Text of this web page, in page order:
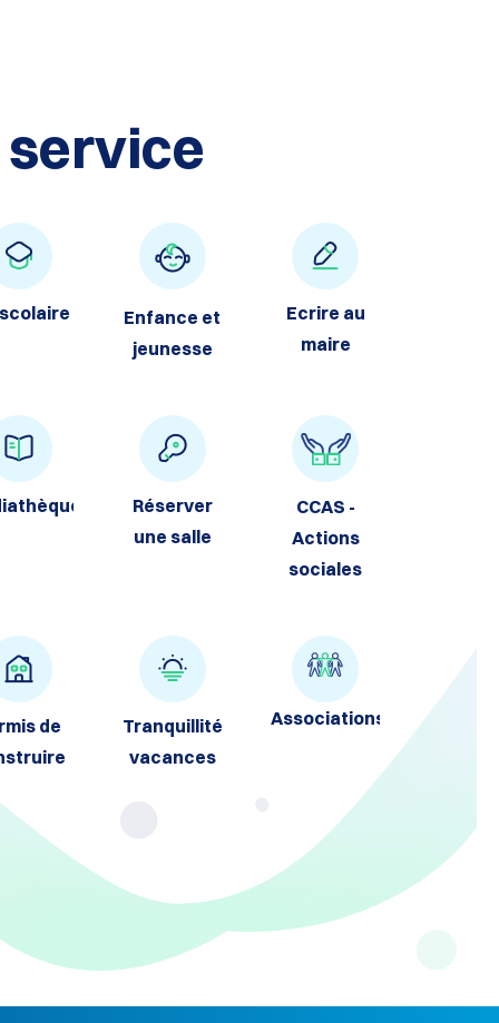
Enfance et
jeunesse
Ecrire au
maire
Réserver
une salle
CCAS -
Actions
sociales
de
Tranquillité
vacances
Associations